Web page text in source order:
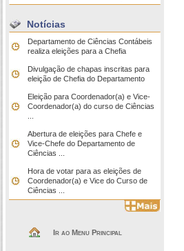
Notícias
Departamento de Ciências Contábeis
realiza eleições para a Chefia
Divulgação de chapas inscritas para
eleição de Chefia do Departamento
Eleição para Coordenador(a) e Vice-
Coordenador(a) do curso de Ciências
Abertura de eleições para Chefe e
Vice-Chefe do Departamento de
Ciências ...
Hora de votar para as eleições de
Coordenador(a) e Vice do Curso de
Ciências ...
Ir ao Menu Principal